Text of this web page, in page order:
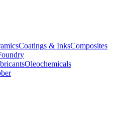
Coatings & InksComposites
Oleochemicals